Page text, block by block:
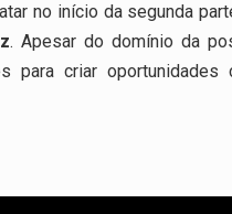
no início da segunda
. Apesar do domínio da
para criar